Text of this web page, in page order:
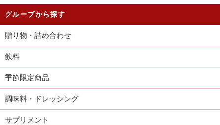
グループから探す
贈り物・詰め合わせ
飲料
季節限定商品
調味料・ドレッシング
サプリメント